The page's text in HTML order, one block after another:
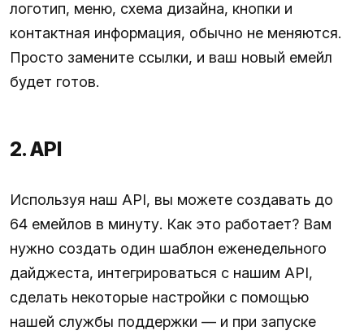
логотип, меню, схема дизайна, кнопки и
контактная информация, обычно не меняются.
Просто замените ссылки, и ваш новый емейл
будет готов.
2. API
Используя наш API, вы можете создавать до
64 емейлов в минуту. Как это работает? Вам
нужно создать один шаблон еженедельного
дайджеста, интегрироваться с нашим API,
сделать некоторые настройки с помощью
нашей службы поддержки — и при запуске